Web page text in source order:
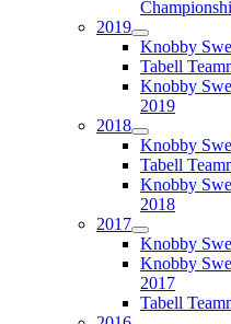
2019
Knobby
Tabell
Knobby
2019
2018
Knobby
Tabell
Knobby
2018
2017
Knobby
Knobby
2017
Tabell